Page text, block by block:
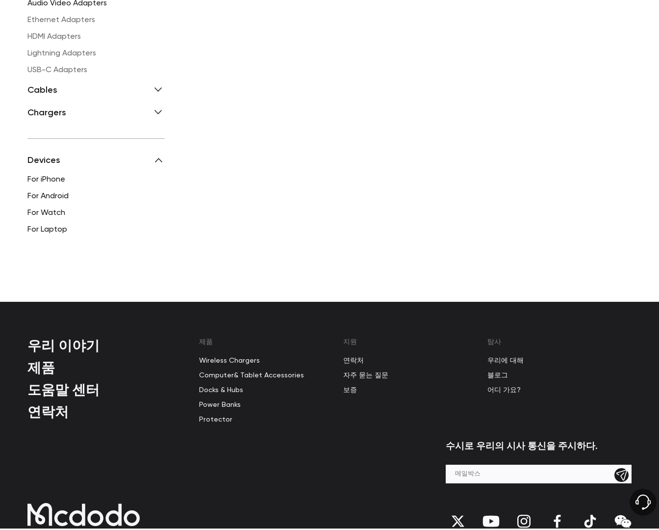
Audio Video Adapters
Ethernet Adapters
HDMI Adapters
Lightning Adapters
USB-C Adapters
Cables
Chargers
Devices
For iPhone
For Android
For Watch
For Laptop
우리 이야기
제품
도움말 센터
연락처
제품
Wireless Chargers
Computer& Tablet Accessories
Docks & Hubs
Power Banks
Protector
지원
연락처
자주 묻는 질문
보증
탐사
우리에 대해
블로그
어디 가요?
수시로 우리의 시사 통신을 주시하다.